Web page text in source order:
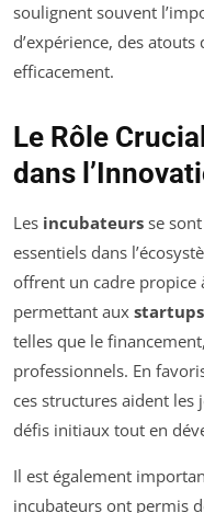
soulignent souvent
d’expérience, des
efficacement.
Le Rôle
dans
Les incubateurs se
essentiels dans
offrent un cadre propice
permettant aux startups
telles que le
professionnels. En
ces structures aident les
défis initiaux tout en
Il est également
incubateurs ont permis